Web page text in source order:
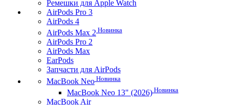
Ремешки для Apple Watch
AirPods Pro 3
AirPods 4
AirPods Max 2 Новинка
AirPods Pro 2
AirPods Max
EarPods
Запчасти для AirPods
MacBook Neo Новинка
MacBook Neo 13" (2026) Новинка
MacBook Air